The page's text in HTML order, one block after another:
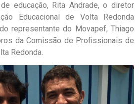
educação, Rita Andrade, o diretor
Educacional de Volta Redonda
representante do Movapef, Thiago
da Comissão de Profissionais de
Redonda.